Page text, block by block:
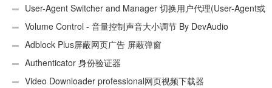
User-Agent Switcher and Manager 切换用户代理(User-Agent或
UA)Volume Control - 音量控制声音大小调节 By DevAudio
Adblock Plus屏蔽网页广告 屏蔽弹窗
Authenticator 身份验证器
Video Downloader professional网页视频下载器